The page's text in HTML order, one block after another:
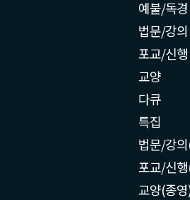
예불/독경
법문/강의
포교/신행
교양
다큐
특집
법문/강
포교/신
교양(종